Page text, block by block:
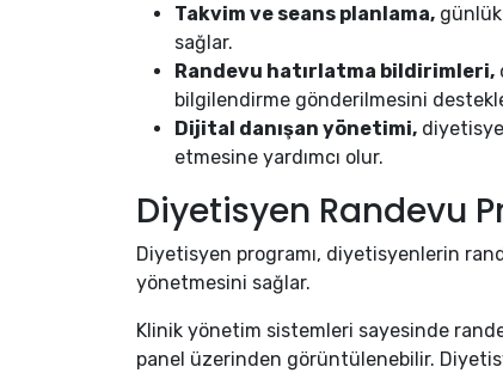
Takvim ve seans planlama, günlük
sağlar.
Randevu hatırlatma bildirimleri,
bilgilendirme gönderilmesini
Dijital danışan yönetimi,
etmesine yardımcı olur.
Diyetisyen Randevu
Diyetisyen programı, diyetisyenlerin
yönetmesini sağlar.
Klinik yönetim sistemleri sayesinde
panel üzerinden görüntülenebilir.